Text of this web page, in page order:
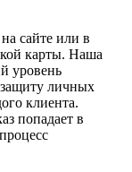
сайте или в
карты. Наша
уровень
защиту личных
клиента.
попадает в